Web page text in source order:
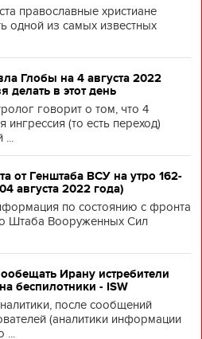
православные христиане
одной из самых известных
Глобы на 4 августа 2022
делать в этот день
говорит о том, что 4
ингрессия (то есть переход)
...
от Генштаба ВСУ на утро 162-
августа 2022 года)
по состоянию с фронта
Штаба Вооруженных Сил
Ирану истребители
беспилотники - ISW
после сообщений
(аналитики информации
...